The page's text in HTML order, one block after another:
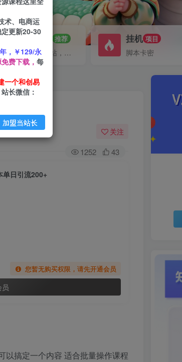
招募站长 推荐
搭建同款网站，自己当老板
挂机 项目
脚本卡密
关注
1252 43
单日引流200+
您暂无购买权限，请先开通会员
以搞定一个内容 适合批量操作课程
术、电商运
更新20-30
，￥129/永
费下载， 每
一个和创易
站长微信：
加盟当站长